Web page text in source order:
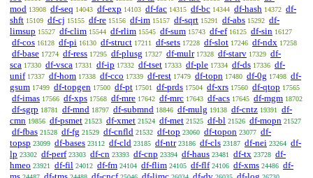
mod 13908 df-seq 14043 df-exp 14103 df-fac 14315 df-bc 14344 df-hash 14372 df-
shft 15109 df-cj 15155 df-re 15156 df-im 15157 df-sqrt 15291 df-abs 15292 df-
limsup 15527 df-clim 15544 df-rlim 15545 df-sum 15743 df-ef 16125 df-sin 16127
df-cos 16128 df-pi 16130 df-struct 17211 df-sets 17228 df-slot 17246 df-ndx 17258
df-base 17274 df-ress 17295 df-plusg 17327 df-mulr 17328 df-starv 17329 df-
sca 17330 df-vsca 17331 df-ip 17332 df-tset 17333 df-ple 17334 df-ds 17336 df-
unif 17337 df-hom 17338 df-cco 17339 df-rest 17479 df-topn 17480 df-0g 17498 df-
gsum 17499 df-topgen 17500 df-pt 17501 df-prds 17504 df-xrs 17560 df-qtop 17565
df-imas 17566 df-xps 17568 df-mre 17642 df-mrc 17643 df-acs 17645 df-mgm 18702
df-sgrp 18781 df-mnd 18797 df-submnd 18846 df-mulg 19138 df-cntz 19391
df-
cmn 19856 df-psmet 21523 df-xmet 21524 df-met 21525 df-bl 21526 df-mopn 21527
df-fbas 21528 df-fg 21529 df-cnfld 21532 df-top 23060 df-topon 23077 df-
topsp 23099 df-bases 23112 df-cld 23185 df-ntr 23186 df-cls 23187 df-nei 23264 df-
lp 23302 df-perf 23303 df-cn 23393 df-cnp 23394 df-haus 23481 df-tx 23728 df-
hmeo 23921 df-fil 24012 df-fm 24104 df-flim 24105 df-flf 24106 df-xms 24486 df-